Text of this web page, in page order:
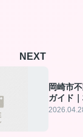
NEXT
岡崎市
ガイド
で徹底解